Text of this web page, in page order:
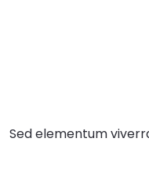
Sed elementum